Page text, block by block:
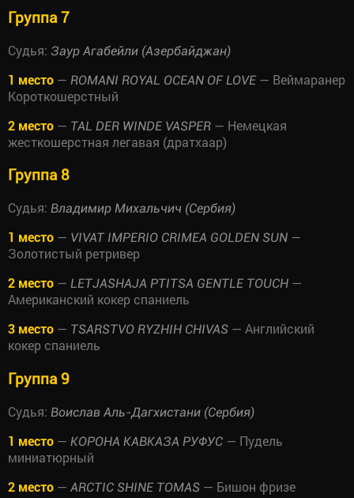
Группа 7
Судья: Заур Агабейли (Азербайджан)
1 место — ROMANI ROYAL OCEAN OF LOVE — Веймаранер
Короткошерстный
2 место — TAL DER WINDE VASPER — Немецкая
жесткошерстная легавая (дратхаар)
Группа 8
Судья: Владимир Михальчич (Сербия)
1 место — VIVAT IMPERIO CRIMEA GOLDEN SUN —
Золотистый ретривер
2 место — LETJASHAJA PTITSA GENTLE TOUCH —
Американский кокер спаниель
3 место — TSARSTVO RYZHIH СHIVAS — Английский
кокер спаниель
Группа 9
Судья: Воислав Аль-Дагхистани (Сербия)
1 место — КОРОНА КАВКАЗА РУФУС — Пудель
миниатюрный
2 место — ARCTIC SHINE TOMAS — Бишон фризе